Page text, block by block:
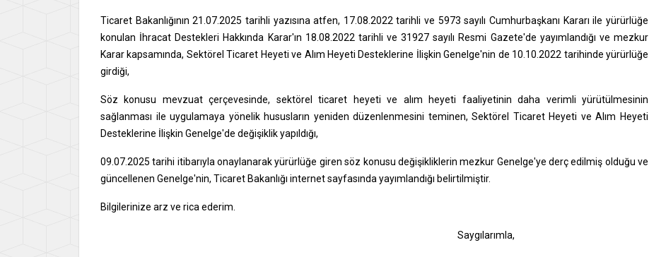
Ticaret Bakanlığının 21.07.2025 tarihli yazısına atfen, 17.08.2022 tarihli ve 5973 sayılı Cumhurbaşkanı Kararı ile yürürlüğe
konulan İhracat Destekleri Hakkında Karar'ın 18.08.2022 tarihli ve 31927 sayılı Resmi Gazete'de yayımlandığı ve mezkur
Karar kapsamında, Sektörel Ticaret Heyeti ve Alım Heyeti Desteklerine İlişkin Genelge'nin de 10.10.2022 tarihinde yürürlüğe
girdiği,
Söz konusu mevzuat çerçevesinde, sektörel ticaret heyeti ve alım heyeti faaliyetinin daha verimli yürütülmesinin
sağlanması ile uygulamaya yönelik hususların yeniden düzenlenmesini teminen, Sektörel Ticaret Heyeti ve Alım Heyeti
Desteklerine İlişkin Genelge'de değişiklik yapıldığı,
09.07.2025 tarihi itibarıyla onaylanarak yürürlüğe giren söz konusu değişikliklerin mezkur Genelge'ye derç edilmiş olduğu ve
güncellenen Genelge'nin, Ticaret Bakanlığı internet sayfasında yayımlandığı belirtilmiştir.
Bilgilerinize arz ve rica ederim.
Saygılarımla,